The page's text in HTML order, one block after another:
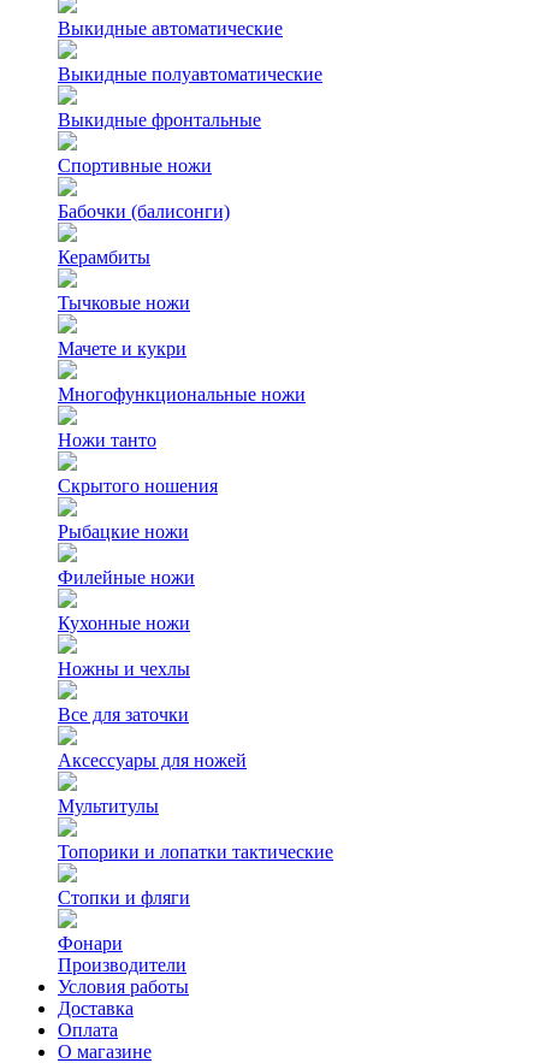
Выкидные автоматические
Выкидные полуавтоматические
Выкидные фронтальные
Спортивные ножи
Бабочки (балисонги)
Керамбиты
Тычковые ножи
Мачете и кукри
Многофункциональные ножи
Ножи танто
Скрытого ношения
Рыбацкие ножи
Филейные ножи
Кухонные ножи
Ножны и чехлы
Все для заточки
Аксессуары для ножей
Мультитулы
Топорики и лопатки тактические
Стопки и фляги
Фонари
Производители
Условия работы
Доставка
Оплата
О магазине